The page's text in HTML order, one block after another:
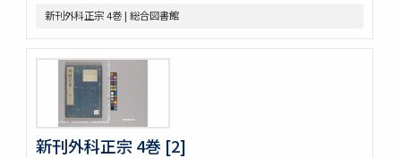
下野國塩谷郡塩原温泉之圖
江戸三芝居并新吉原由緒書
周憲王救荒本草 14巻
本草綱目序註
本艸序例
順抄伊呂波寄
新添脩治纂要 5巻
新刊外科正宗 4巻 | 総合図書館
新刊外科正宗 4巻 [2]